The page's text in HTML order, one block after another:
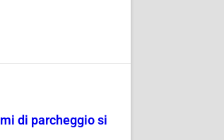
di parcheggio si